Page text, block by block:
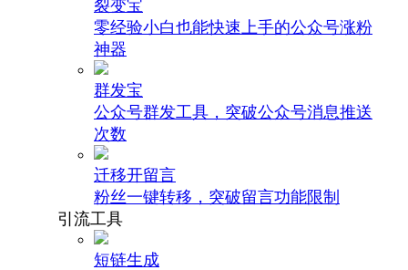
裂变宝
零经验小白也能快速上手的公众号涨粉
神器
群发宝
公众号群发工具，突破公众号消息推送
次数
迁移开留言
粉丝一键转移，突破留言功能限制
引流工具
短链生成